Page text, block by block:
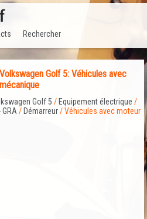
Rechercher
Golf 5: Véhicules avec
Golf 5 / Equipement électrique /
/ Démarreur/ Véhicules avec moteur